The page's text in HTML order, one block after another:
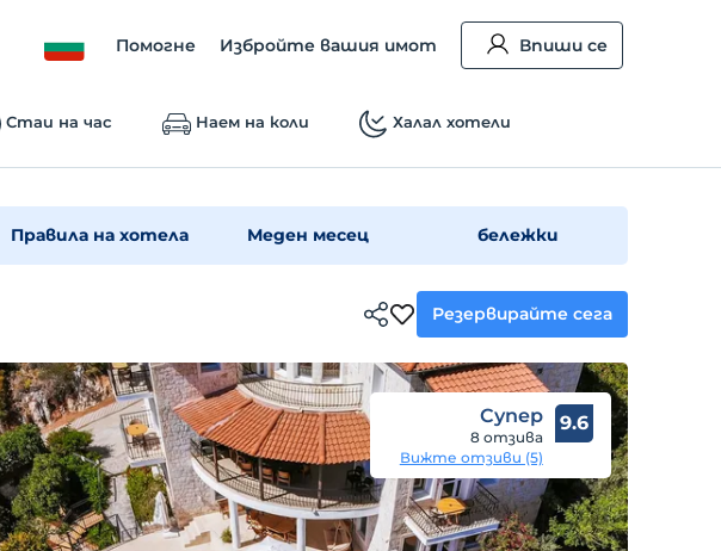
Помогне Избройте вашия имот Впиши се
Стаи на час Наем на коли Халал хотели
Правила на хотела Меден месец бележки
Резервирайте сега
Супер
8 отзива
Вижте отзиви (5)
9.6